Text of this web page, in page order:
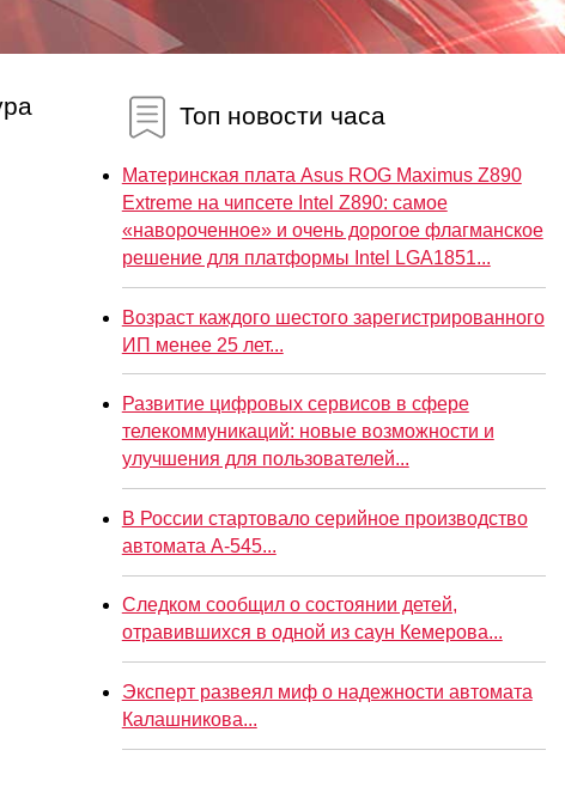
Топ новости часа
Материнская плата Asus ROG Maximus Z890
Extreme на чипсете Intel Z890: самое
«навороченное» и очень дорогое флагманское
решение для платформы Intel LGA1851...
Возраст каждого шестого зарегистрированного
ИП менее 25 лет...
Развитие цифровых сервисов в сфере
телекоммуникаций: новые возможности и
улучшения для пользователей...
В России стартовало серийное производство
автомата А-545...
Следком сообщил о состоянии детей,
отравившихся в одной из саун Кемерова...
Эксперт развеял миф о надежности автомата
Калашникова...